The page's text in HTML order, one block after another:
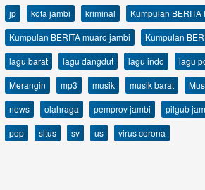
jp
kota jambi kriminal
Kumpulan BERITA
Kumpulan BERITA muaro jambi
Kumpulan
lagu barat
lagu dangdut lagu indo lagu
Merangin
mp3 musik musik barat
news
olahraga pemprov jambi pilgub
pop
situs sv us virus corona